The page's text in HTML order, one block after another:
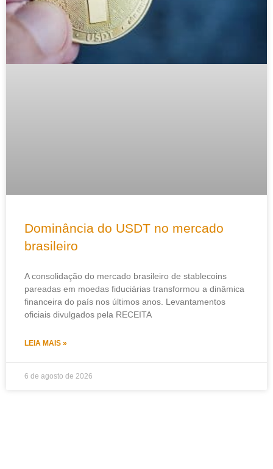
Dominância do USDT no mercado
brasileiro
A consolidação do mercado brasileiro de stablecoins
pareadas em moedas fiduciárias transformou a dinâmica
financeira do país nos últimos anos. Levantamentos
oficiais divulgados pela RECEITA
LEIA MAIS »
6 de agosto de 2026